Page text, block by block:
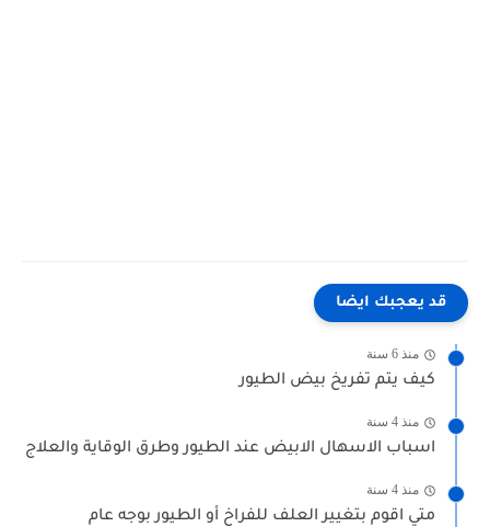
قد يعجبك ايضا
منذ 6 سنة
كيف يتم تفريخ بيض الطيور
منذ 4 سنة
اسباب الاسهال الابيض عند الطيور وطرق الوقاية والعلاج
منذ 4 سنة
متي اقوم بتغيير العلف للفراخ أو الطيور بوجه عام